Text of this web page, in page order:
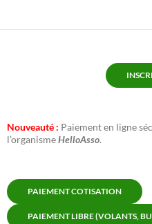
Nouveauté : Paiement en ligne
l’organismeHelloAsso.
PAIEMENT COTISATION
PAIEMENT LIBRE (VOLANTS,